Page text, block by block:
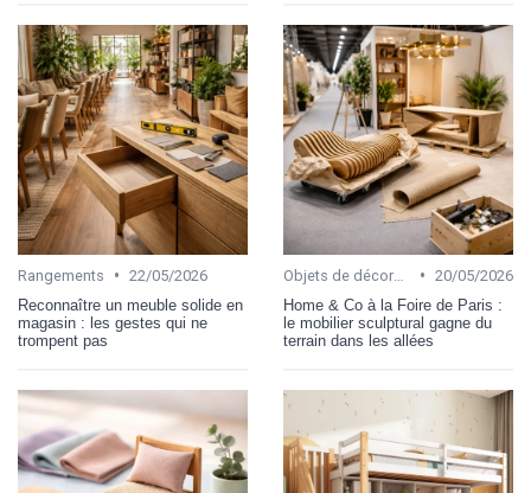
Rangements • 22/05/2026
Reconnaître un meuble solide en
magasin : les gestes qui ne
trompent pas
Objets de décoration • 20/05/2026
Home & Co à la Foire de Paris :
le mobilier sculptural gagne du
terrain dans les allées